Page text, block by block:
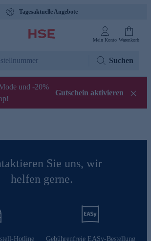
Tagesaktuelle Angebote
Mein Konto Warenkorb
Suchen
und -20%
Gutschein aktivieren
Sie uns, wir
helfen gerne.
Hotline Gebührenfreie EASy-Bestellung